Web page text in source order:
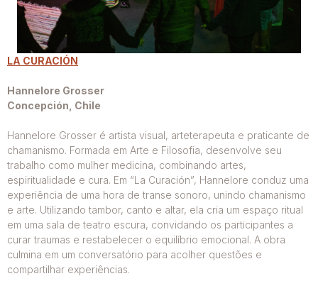
LA CURACIÓN
Hannelore Grosser
Concepción, Chile
Hannelore Grosser é artista visual, arteterapeuta e praticante de
chamanismo. Formada em Arte e Filosofia, desenvolve seu
trabalho como mulher medicina, combinando artes,
espiritualidade e cura. Em “La Curación”, Hannelore conduz uma
experiência de uma hora de transe sonoro, unindo chamanismo
e arte. Utilizando tambor, canto e altar, ela cria um espaço ritual
em uma sala de teatro escura, convidando os participantes a
curar traumas e restabelecer o equilíbrio emocional. A obra
culmina em um conversatório para acolher questões e
compartilhar experiências.